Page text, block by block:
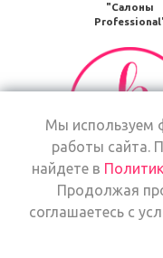
"Салоны
в
Google
Мы используем
работы сайта.
найдете в
Продолжая
соглашаетесь с